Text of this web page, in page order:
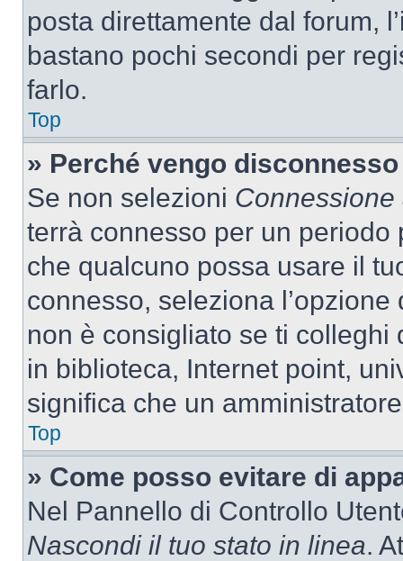
posta direttamente dal forum,
bastano pochi secondi per
farlo.
Top
» Perché vengo
Se non selezioni
terrà connesso per un
che qualcuno possa usare il
connesso, seleziona
non è consigliato se ti
in biblioteca, Internet point,
significa che un
Top
» Come posso evitare di
Nel Pannello di Controllo
Nascondi il tuo stato in linea.